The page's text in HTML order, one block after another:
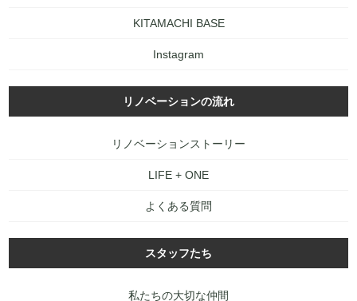
KITAMACHI BASE
Instagram
リノベーションの流れ
リノベーションストーリー
LIFE + ONE
よくある質問
スタッフたち
私たちの大切な仲間